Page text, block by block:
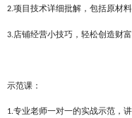
2.项目技术详细批解，包括原材
3.店铺经营小技巧，轻松创造财富
示范课：
1.专业老师一对一的实战示范，讲